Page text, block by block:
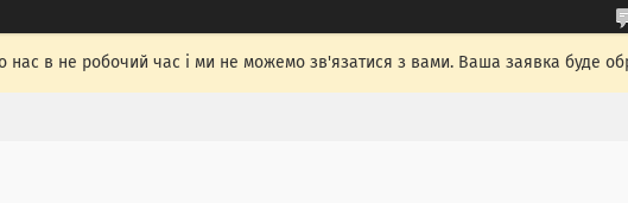
нас в не робочий час і ми не можемо зв'язатися з вами. Ваша заявка буде